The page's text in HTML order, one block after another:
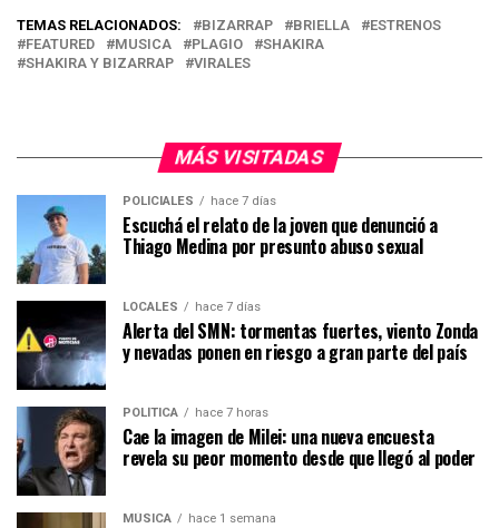
TEMAS RELACIONADOS: BIZARRAP BRIELLA
ESTRENOS
FEATURED
MUSICA PLAGIO
SHAKIRA
SHAKIRA Y BIZARRAP
VIRALES
MÁS VISITADAS
POLICIALES hace 7 días
Escuchá el relato de la joven que denunció a
Thiago Medina por presunto abuso sexual
LOCALES hace 7 días
Alerta del SMN: tormentas fuertes, viento Zonda
y nevadas ponen en riesgo a gran parte del país
POLÍTICA hace 7 horas
Cae la imagen de Milei: una nueva encuesta
revela su peor momento desde que llegó al poder
MÚSICA hace 1 semana